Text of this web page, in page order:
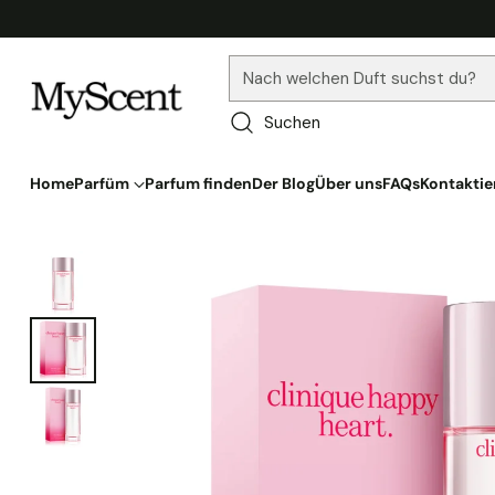
Nach welchen Duft suchst du?
Suchen
HomeParfüm Parfum findenDer BlogÜber unsFAQs